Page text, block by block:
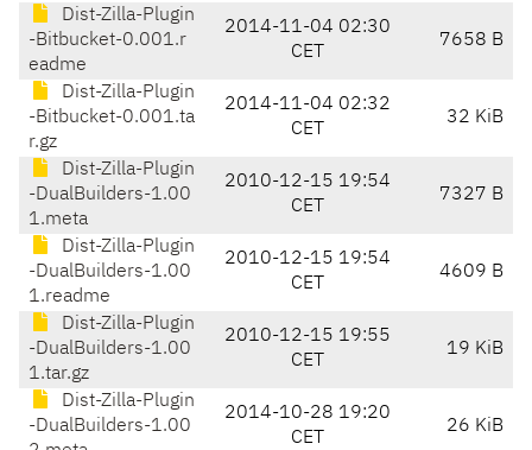
Dist-Zilla-Plugin
-Bitbucket-0.001.r
eadme
2014-11-04 02:30
CET
7658 B
Dist-Zilla-Plugin
-Bitbucket-0.001.ta
r.gz
2014-11-04 02:32
CET
32 KiB
Dist-Zilla-Plugin
-DualBuilders-1.00
1.meta
2010-12-15 19:54
CET
7327 B
Dist-Zilla-Plugin
-DualBuilders-1.00
1.readme
2010-12-15 19:54
CET
4609 B
Dist-Zilla-Plugin
-DualBuilders-1.00
1.tar.gz
2010-12-15 19:55
CET
19 KiB
Dist-Zilla-Plugin
-DualBuilders-1.00
2014-10-28 19:20
CET
26 KiB